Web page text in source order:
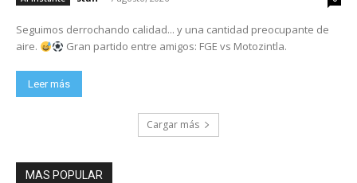
Seguimos derrochando calidad... y una cantidad preocupante de
aire.
Gran partido entre amigos: FGE vs Motozintla.
Leer más
Cargar más
MAS POPULAR